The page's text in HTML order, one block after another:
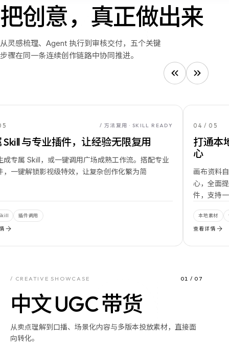
把创意，真正做出来
把创意， 真正做出来
从灵感梳理、Agent 执行到审核交付，五个关键
步骤在同一条连续创作链路中协同推进。
/ 方法复用 · SKILL READY
专业插件，让经验无限复用
，或一键调用广场成熟工作流。搭配专业
影视级特效，让复杂创作化繁为简
用
04/
打通本地文
心
画布资料自动本地
心，全面提升安全
件，支持一键直连
专业工具
/ CREATIVE SHOWCASE 01 / 07
中文 UGC 带货
从卖点理解到口播、场景化内容与多版本投放素材，直接面
向转化。